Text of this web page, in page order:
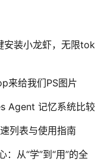
安装小龙虾，无限tok
来给我们PS图片
Agent 记忆系统比较
列表与使用指南
从“学”到“用”的全